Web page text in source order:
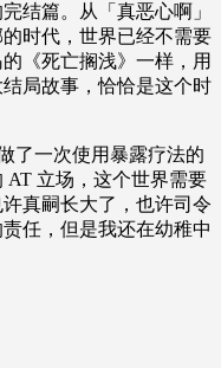
结篇。从「真恶心啊」
时代，世界已经不需要
《死亡搁浅》一样，用
局故事，恰恰是这个时
了一次使用暴露疗法的
AT 立场，这个世界需要
真嗣长大了，也许司令
任，但是我还在幼稚中